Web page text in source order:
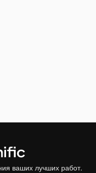
ваших лучших работ.